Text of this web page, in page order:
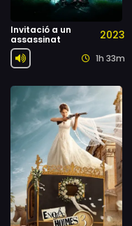
Invitació a un
assassinat
2023
1h 33m